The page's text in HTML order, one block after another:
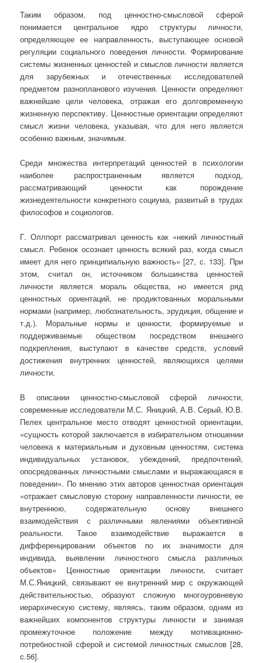
Таким образом, под ценностно-смысловой сферой
понимается центральное ядро структуры личности,
определяющее ее направленность, выступающее основой
регуляции социального поведения личности. Формирование
системы жизненных ценностей и смыслов личности является
для зарубежных и отечественных исследователей
предметом разнопланового изучения. Ценности определяют
важнейшие цели человека, отражая его долговременную
жизненную перспективу. Ценностные ориентации определяют
смысл жизни человека, указывая, что для него является
особенно важным, значимым.
Среди множества интерпретаций ценностей в психологии
наиболее распространенным является подход,
рассматривающий ценности как порождение
жизнедеятельности конкретного социума, развитый в трудах
философов и социологов.
Г. Оллпорт рассматривал ценность как «некий личностный
смысл. Ребенок осознает ценность всякий раз, когда смысл
имеет для него принципиальную важность» [27, с. 133]. При
этом, считал он, источником большинства ценностей
личности является мораль общества, но имеется ряд
ценностных ориентаций, не продиктованных моральными
нормами (например, любознательность, эрудиция, общение и
т.д.). Моральные нормы и ценности, формируемые и
поддерживаемые обществом посредством внешнего
подкрепления, выступают в качестве средств, условий
достижения внутренних ценностей, являющихся целями
личности.
В описании ценностно-смысловой сферой личности,
современные исследователи М.С. Яницкий, А.В. Серый, Ю.В.
Пелех центральное место отводят ценностной ориентации,
«сущность которой заключается в избирательном отношении
человека к материальным и духовным ценностям, система
индивидуальных установок, убеждений, предпочтений,
опосредованных личностными смыслами и выражающаяся в
поведении». По мнению этих авторов ценностная ориентация
«отражает смысловую сторону направленности личности, ее
внутреннюю, содержательную основу внешнего
взаимодействия с различными явлениями объективной
реальности. Такое взаимодействие выражается в
дифференцировании объектов по их значимости для
индивида, выявлении личностного смысла различных
объектов» Ценностные ориентации личности, считает
М.С.Яницкий, связывают ее внутренний мир с окружающей
действительностью, образуют сложную многоуровневую
иерархическую систему, являясь, таким образом, одним из
важнейших компонентов структуры личности и занимая
промежуточное положение между мотивационно-
потребностной сферой и системой личностных смыслов [28,
c.56].